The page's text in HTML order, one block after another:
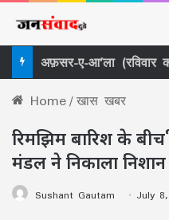
Home/खास खबर
रिमझिम बारिश के बीच
मंडल ने निकाला निशान
Sushant Gautam July